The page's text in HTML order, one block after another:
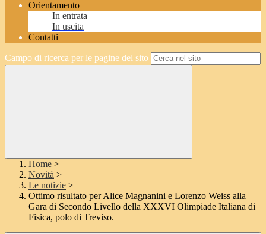
Orientamento
In entrata
In uscita
Contatti
Campo di ricerca per le pagine del sito
Home >
Novità >
Le notizie >
Ottimo risultato per Alice Magnanini e Lorenzo Weiss alla
Gara di Secondo Livello della XXXVI Olimpiade Italiana di
Fisica, polo di Treviso.